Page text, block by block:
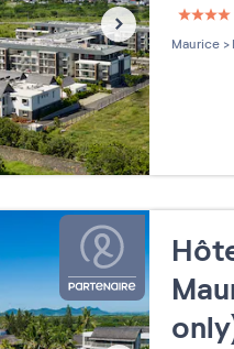
4
Maurice >